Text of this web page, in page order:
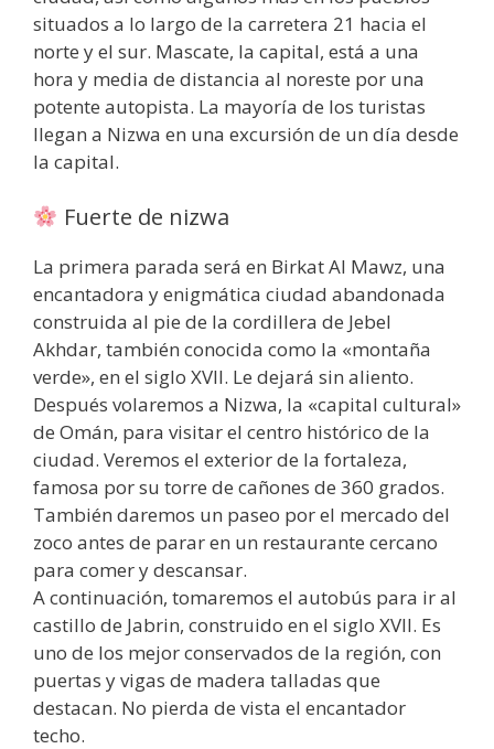
situados a lo largo de la carretera 21 hacia el
norte y el sur. Mascate, la capital, está a una
hora y media de distancia al noreste por una
potente autopista. La mayoría de los turistas
llegan a Nizwa en una excursión de un día desde
la capital.
Fuerte de nizwa
La primera parada será en Birkat Al Mawz, una
encantadora y enigmática ciudad abandonada
construida al pie de la cordillera de Jebel
Akhdar, también conocida como la «montaña
verde», en el siglo XVII. Le dejará sin aliento.
Después volaremos a Nizwa, la «capital cultural»
de Omán, para visitar el centro histórico de la
ciudad. Veremos el exterior de la fortaleza,
famosa por su torre de cañones de 360 grados.
También daremos un paseo por el mercado del
zoco antes de parar en un restaurante cercano
para comer y descansar.
A continuación, tomaremos el autobús para ir al
castillo de Jabrin, construido en el siglo XVII. Es
uno de los mejor conservados de la región, con
puertas y vigas de madera talladas que
destacan. No pierda de vista el encantador
techo.